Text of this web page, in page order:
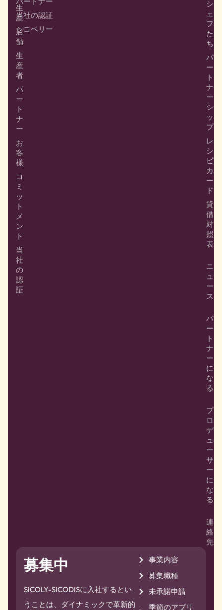
生
産
店
舗
生
産
者
パ
ー
ト
ナ
ー
お
客
様
コ
ミ
ッ
ト
メ
ン
ト
当
社
の
認
証
当社の認証
シコベリー
シ
ェ
フ
た
ち
パ
ー
ト
ナ
ー
シ
ッ
プ
レ
シ
ピ
カ
ー
ド
貸
借
対
照
表
ニ
ュ
ー
ス
パ
ー
ト
ナ
ー
に
な
る
プ
ロ
デ
ュ
ー
サ
ー
に
な
る
連
絡
先
募集中
SICOLY-SICODISに入社するとい
うことは、ダイナミックで革新的
事業内容
募集職種
未承諾申請
季節のアプリ